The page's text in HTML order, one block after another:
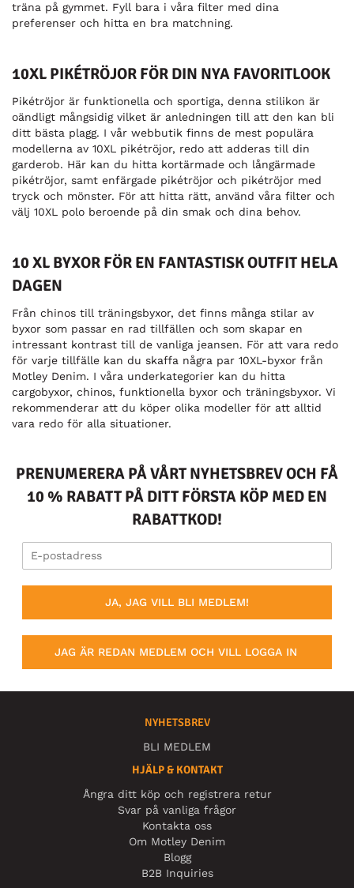
träna på gymmet. Fyll bara i våra filter med dina
preferenser och hitta en bra matchning.
10XL PIKÉTRÖJOR FÖR DIN NYA FAVORITLOOK
Pikétröjor är funktionella och sportiga, denna stilikon är
oändligt mångsidig vilket är anledningen till att den kan bli
ditt bästa plagg. I vår webbutik finns de mest populära
modellerna av 10XL pikétröjor, redo att adderas till din
garderob. Här kan du hitta kortärmade och långärmade
pikétröjor, samt enfärgade pikétröjor och pikétröjor med
tryck och mönster. För att hitta rätt, använd våra filter och
välj 10XL polo beroende på din smak och dina behov.
10 XL BYXOR FÖR EN FANTASTISK OUTFIT HELA
DAGEN
Från chinos till träningsbyxor, det finns många stilar av
byxor som passar en rad tillfällen och som skapar en
intressant kontrast till de vanliga jeansen. För att vara redo
för varje tillfälle kan du skaffa några par 10XL-byxor från
Motley Denim. I våra underkategorier kan du hitta
cargobyxor, chinos, funktionella byxor och träningsbyxor. Vi
rekommenderar att du köper olika modeller för att alltid
vara redo för alla situationer.
PRENUMERERA PÅ VÅRT NYHETSBREV OCH FÅ
10 % RABATT PÅ DITT FÖRSTA KÖP MED EN
RABATTKOD!
JA, JAG VILL BLI MEDLEM!
JAG ÄR REDAN MEDLEM OCH VILL LOGGA IN
NYHETSBREV
BLI MEDLEM
HJÄLP & KONTAKT
Ångra ditt köp och registrera retur
Svar på vanliga frågor
Kontakta oss
Om Motley Denim
Blogg
B2B Inquiries